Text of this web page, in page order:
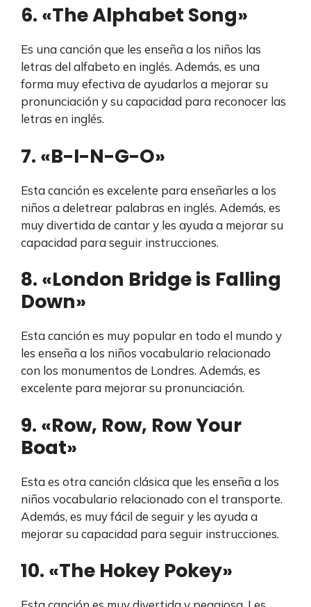
6. «The Alphabet Song»
Es una canción que les enseña a los niños las
letras del alfabeto en inglés. Además, es una
forma muy efectiva de ayudarlos a mejorar su
pronunciación y su capacidad para reconocer las
letras en inglés.
7. «B-I-N-G-O»
Esta canción es excelente para enseñarles a los
niños a deletrear palabras en inglés. Además, es
muy divertida de cantar y les ayuda a mejorar su
capacidad para seguir instrucciones.
8. «London Bridge is Falling
Down»
Esta canción es muy popular en todo el mundo y
les enseña a los niños vocabulario relacionado
con los monumentos de Londres. Además, es
excelente para mejorar su pronunciación.
9. «Row, Row, Row Your
Boat»
Esta es otra canción clásica que les enseña a los
niños vocabulario relacionado con el transporte.
Además, es muy fácil de seguir y les ayuda a
mejorar su capacidad para seguir instrucciones.
10. «The Hokey Pokey»